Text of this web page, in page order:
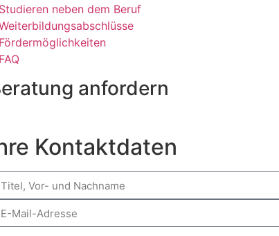
Studieren neben dem Beruf
Fördermöglichkeiten
FAQ
anfordern
Kontaktdaten